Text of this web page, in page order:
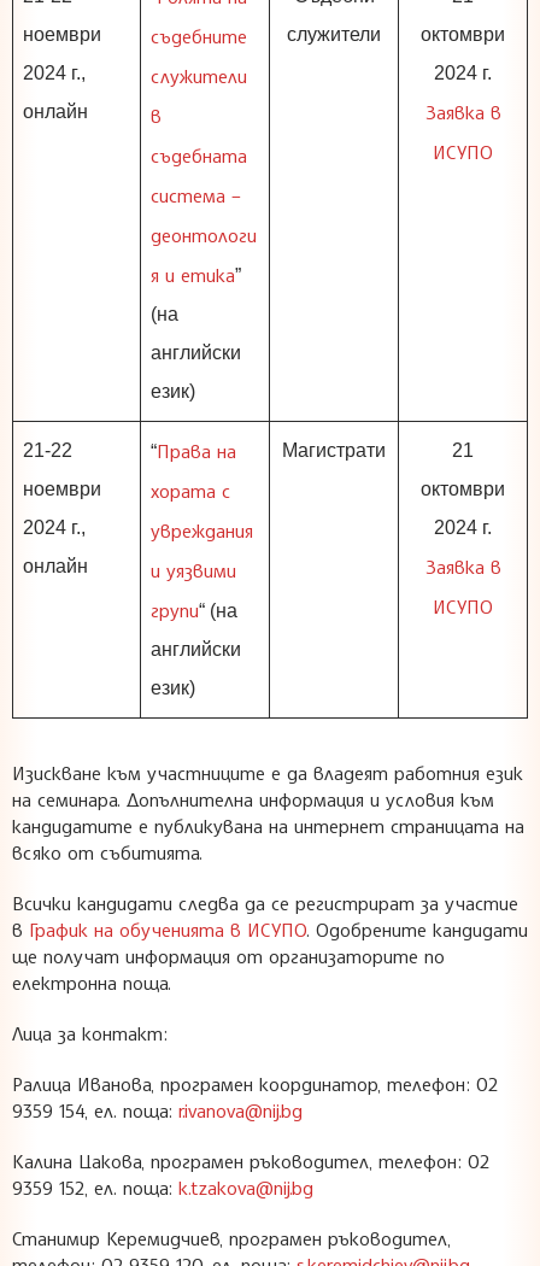
ноември
2024 г.,
онлайн
съдебните
служители
в
съдебната
система –
деонтологи
я и етика”
(на
английски
език)
служители
октомври
2024 г.
Заявка в
ИСУПО
21-22
ноември
2024 г.,
онлайн
“Права на
хората с
увреждания
и уязвими
групи“ (на
английски
език)
Магистрати
21
октомври
2024 г.
Заявка в
ИСУПО
Изискване към участниците е да владеят работния език
на семинара. Допълнителна информация и условия към
кандидатите е публикувана на интернет страницата на
всяко от събитията.
Всички кандидати следва да се регистрират за участие
в График на обученията в ИСУПО. Одобрените кандидати
ще получат информация от организаторите по
електронна поща.
Лицa за контакт:
Ралица Иванова, програмен координатор, телефон: 02
9359 154, ел. поща: r.ivanova@nij.bg
Калина Цакова, програмен ръководител, телефон: 02
9359 152, ел. поща: k.tzakova@nij.bg
Станимир Керемидчиев, програмен ръководител,